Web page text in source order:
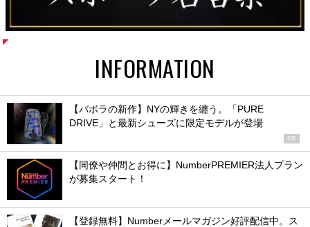
INFORMATION
【バボラの新作】NYの輝きを纏う。「PURE
DRIVE」と最新シューズに限定モデルが登場
PR
【同僚や仲間とお得に】NumberPREMIER法人プラン
が募集スタート！
【登録無料】Numberメールマガジン好評配信中。ス